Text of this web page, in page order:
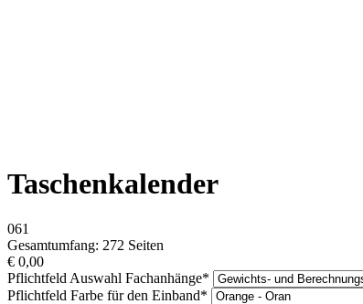
Taschenkalender
061
Gesamtumfang: 272 Seiten
€ 0,00
Pflichtfeld Auswahl Fachanhänge*
Pflichtfeld Farbe für den Einband*